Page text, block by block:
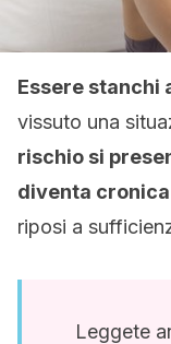
Essere stanchi
vissuto una
rischio si
diventa cronica
riposi a
Leggete